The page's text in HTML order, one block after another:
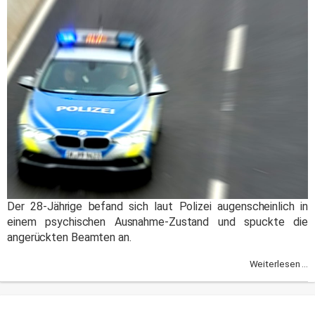
Der 28-Jährige befand sich laut Polizei augenscheinlich in
einem psychischen Ausnahme-Zustand und spuckte die
angerückten Beamten an.
Weiterlesen ...